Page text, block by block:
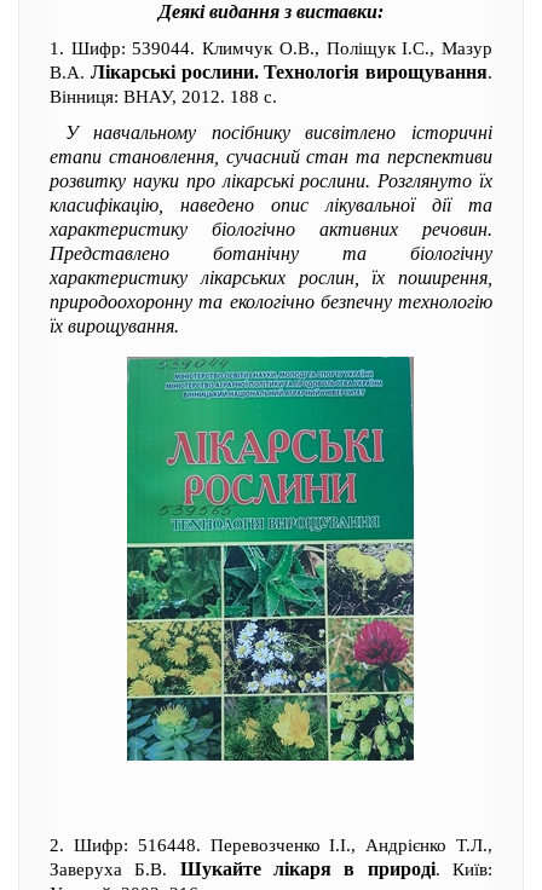
Деякі видання з виставки:
1. Шифр: 539044. Климчук О.В., Поліщук І.С., Мазур
В.А. Лікарські рослини. Технологія вирощування.
Вінниця: ВНАУ, 2012. 188 с.
У навчальному посібнику висвітлено історичні
етапи становлення, сучасний стан та перспективи
розвитку науки про лікарські рослини. Розглянуто їх
класифікацію, наведено опис лікувальної дії та
характеристику біологічно активних речовин.
Представлено ботанічну та біологічну
характеристику лікарських рослин, їх поширення,
природоохоронну та екологічно безпечну технологію
їх вирощування.
2. Шифр: 516448. Перевозченко І.І., Андрієнко Т.Л.,
Заверуха Б.В. Шукайте лікаря в природі. Київ: